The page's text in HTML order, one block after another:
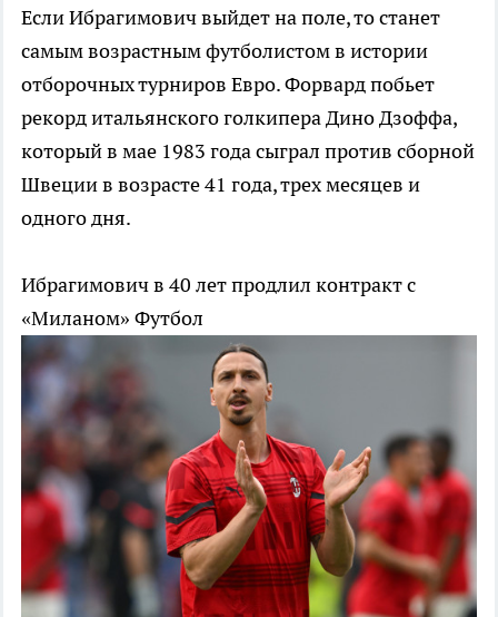
Если Ибрагимович выйдет на поле, то станет
самым возрастным футболистом в истории
отборочных турниров Евро. Форвард побьет
рекорд итальянского голкипера Дино Дзоффа,
который в мае 1983 года сыграл против сборной
Швеции в возрасте 41 года, трех месяцев и
одного дня.
Ибрагимович в 40 лет продлил контракт с
«Миланом» Футбол